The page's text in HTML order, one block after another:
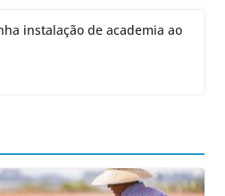
instalação de academia ao